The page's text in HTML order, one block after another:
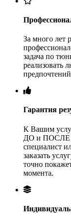
За много лет
задача по
реализовать
Гарантия
К Вашим
ДО и ПОСЛЕ
специалист
заказать
точно
момента.